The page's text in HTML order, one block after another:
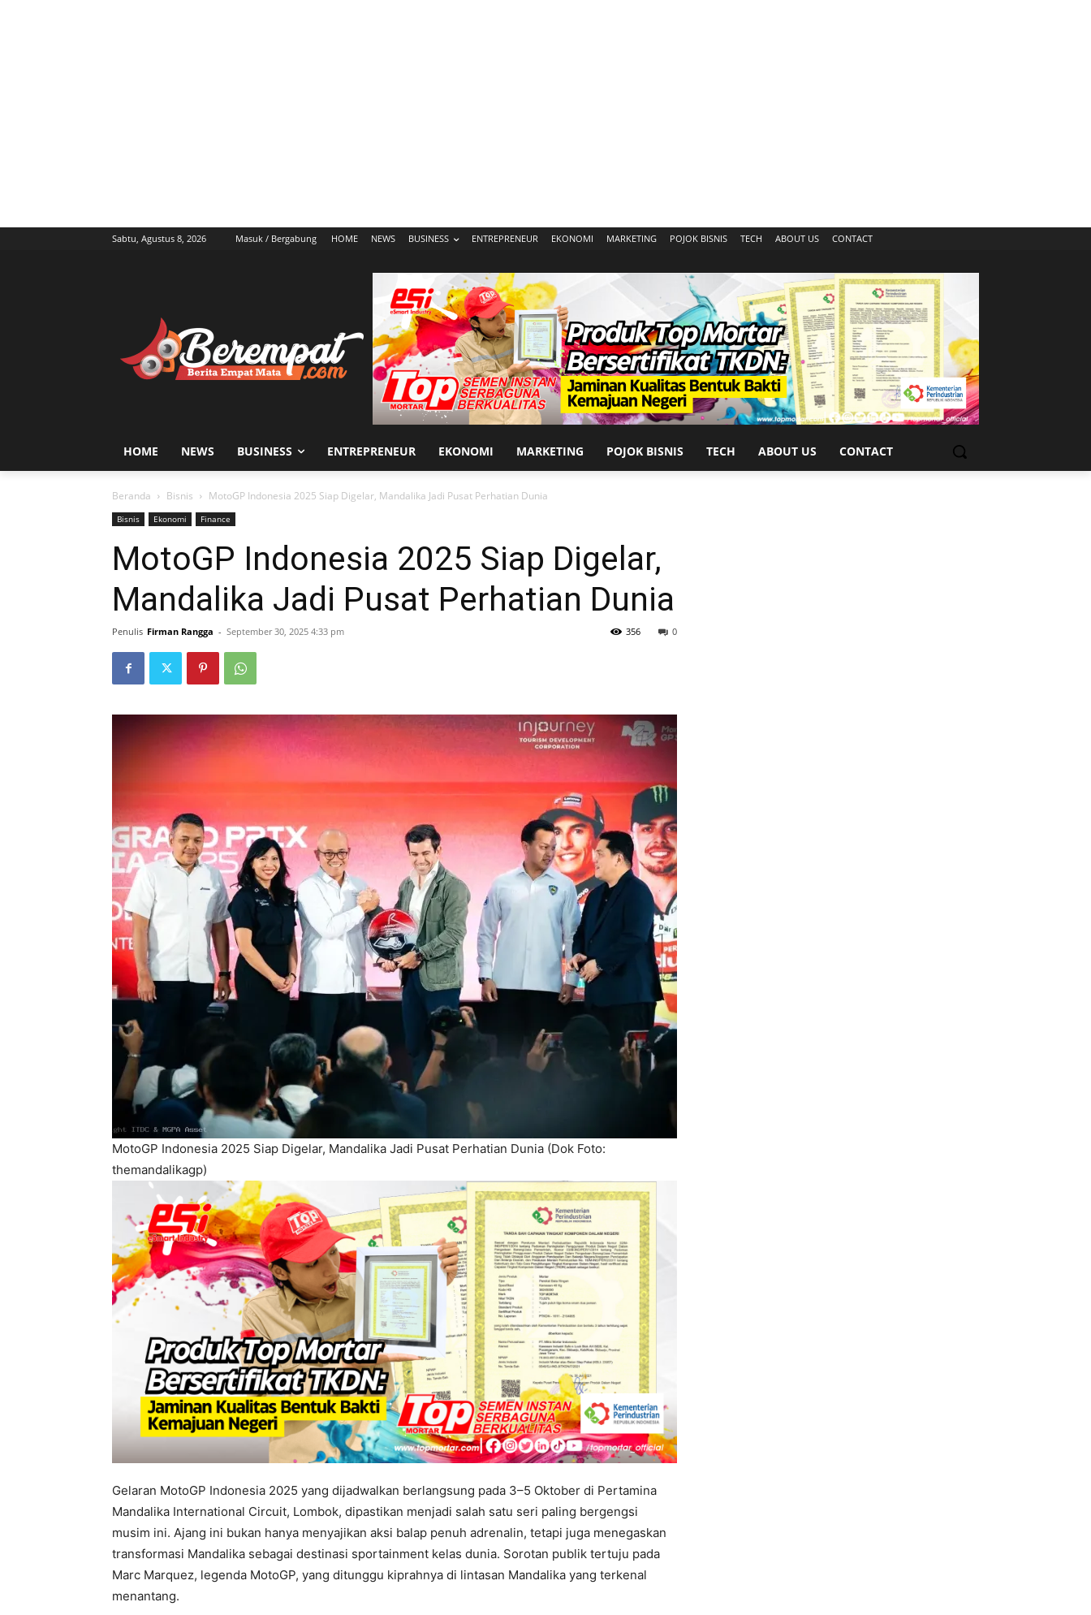
Sabtu, Agustus 8, 2026 Masuk / Bergabung HOME NEWS BUSINESS ENTREPRENEUR EKONOMI MARKETING POJOK BISNIS TECH ABOUT US CONTACT
HOME NEWS BUSINESS ENTREPRENEUR EKONOMI MARKETING POJOK BISNIS TECH ABOUT US CONTACT
Beranda Bisnis MotoGP Indonesia 2025 Siap Digelar, Mandalika Jadi Pusat Perhatian Dunia
Bisnis Ekonomi Finance
MotoGP Indonesia 2025 Siap Digelar,
Mandalika Jadi Pusat Perhatian Dunia
Penulis Firman Rangga - September 30, 2025 4:33 pm 0
356
MotoGP Indonesia 2025 Siap Digelar, Mandalika Jadi Pusat Perhatian Dunia (Dok Foto:
themandalikagp)
Gelaran MotoGP Indonesia 2025 yang dijadwalkan berlangsung pada 3–5 Oktober di Pertamina
Mandalika International Circuit, Lombok, dipastikan menjadi salah satu seri paling bergengsi
musim ini. Ajang ini bukan hanya menyajikan aksi balap penuh adrenalin, tetapi juga menegaskan
transformasi Mandalika sebagai destinasi sportainment kelas dunia. Sorotan publik tertuju pada
Marc Marquez, legenda MotoGP, yang ditunggu kiprahnya di lintasan Mandalika yang terkenal
menantang.